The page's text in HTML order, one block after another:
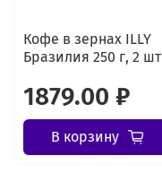
Кофе в зернах ILLY
Бразилия 250 г, 2 шт
1879.00 ₽
В корзину